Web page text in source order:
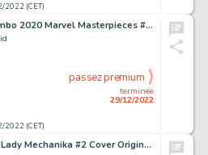
2022 (CET)
David Palumbo 2020 Marvel Masterpieces #BS-13 "Ultron vs. Vision" Trading Card Illustration Original Art (Upper De...
2022 (CET)
terminée
29/12/2022
passez premium
Joe Benitez Lady Mechanika #2 Cover Original Art (Aspen, 2011)....